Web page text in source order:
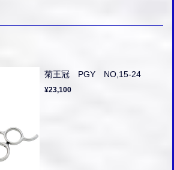
菊王冠 PGY NO,15-24
¥23,100